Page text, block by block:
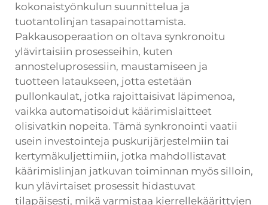
kokonaistyönkulun suunnittelua ja
tuotantolinjan tasapainottamista.
Pakkausoperaation on oltava synkronoitu
ylävirtaisiin prosesseihin, kuten
annosteluprosessiin, maustamiseen ja
tuotteen lataukseen, jotta estetään
pullonkaulat, jotka rajoittaisivat läpimenoa,
vaikka automatisoidut käärimislaitteet
olisivatkin nopeita. Tämä synkronointi vaatii
usein investointeja puskurijärjestelmiin tai
kertymäkuljettimiin, jotka mahdollistavat
käärimislinjan jatkuvan toiminnan myös silloin,
kun ylävirtaiset prosessit hidastuvat
tilapäisesti, mikä varmistaa kierrellekäärittyjen